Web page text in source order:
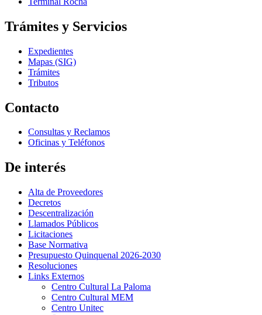
Trámites y Servicios
Expedientes
Mapas (SIG)
Trámites
Tributos
Contacto
Consultas y Reclamos
Oficinas y Teléfonos
De interés
Alta de Proveedores
Decretos
Descentralización
Llamados Públicos
Licitaciones
Base Normativa
Presupuesto Quinquenal 2026-2030
Resoluciones
Links Externos
Centro Cultural La Paloma
Centro Cultural MEM
Centro Unitec